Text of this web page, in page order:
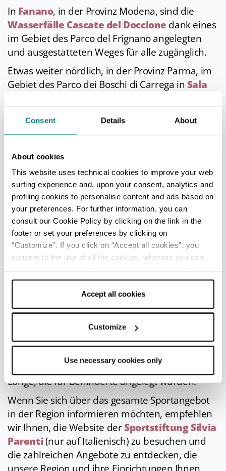
Consent Details About
About cookies
This website uses technical cookies to improve your web
surfing experience and, upon your consent, analytics and
profiling cookies to personalise content and ads based on
your preferences. For further information, you can
consult our Cookie Policy by clicking on the link in the
footer or set your preferences by clicking on
“Customize”. If you click on “Accept all cookies”, you
consent to the use of all the cookies, whereas you can
cookies only” and only the technical cookies for the
correct functioning of the website will be used.
Accept all cookies
Customize
Use necessary cookies only
In Fanano, in der Provinz Modena, sind die
Wasserfälle Cascate del Doccione dank eines
im Gebiet des Parco del Frignano angelegten
und ausgestatteten Weges für alle zugänglich.
Etwas weiter nördlich, in der Provinz Parma, im
Gebiet des Parco dei Boschi di Carrega inSala
Wanderweg
), einen inklusiven Weg, der
speziell für die Bedürfnisse aller Menschen
konzipiert wurde. Es gibt auch andere Wege
und Routen im Park, die zwar keine besonderen
Einrichtungen haben, aber ohne große
Schwierigkeiten genutzt werden können.
Wenn Sie sich hingegen für Slow-Tourismus
interessieren, empfehlen wir Ihnen dieVia
degli DeivonBolognanach Florenz, einen
barrierefreien Weg für alle Naturliebhaber. Der
sehbehinderten und blinden Wanderern
genutzt werden kann.
Wenn Sie hingegen den Schnee lieben,
empfehlen wir Ihnen dasSkigebiet Frassinoro
- PiandelagottiimParco Regionale dell'Alto
Appennino Modenese
. Hier gibt es nicht
weniger als zwei Rundwege von 1 km und 2 km
Länge, die für Behinderte angelegt wurden.
Wenn Sie sich über das gesamte Sportangebot
in der Region informieren möchten, empfehlen
wir Ihnen, die Website derSportstiftung Silvia
Parenti(nur auf Italienisch) zu besuchen und
die zahlreichen Angebote zu entdecken, die